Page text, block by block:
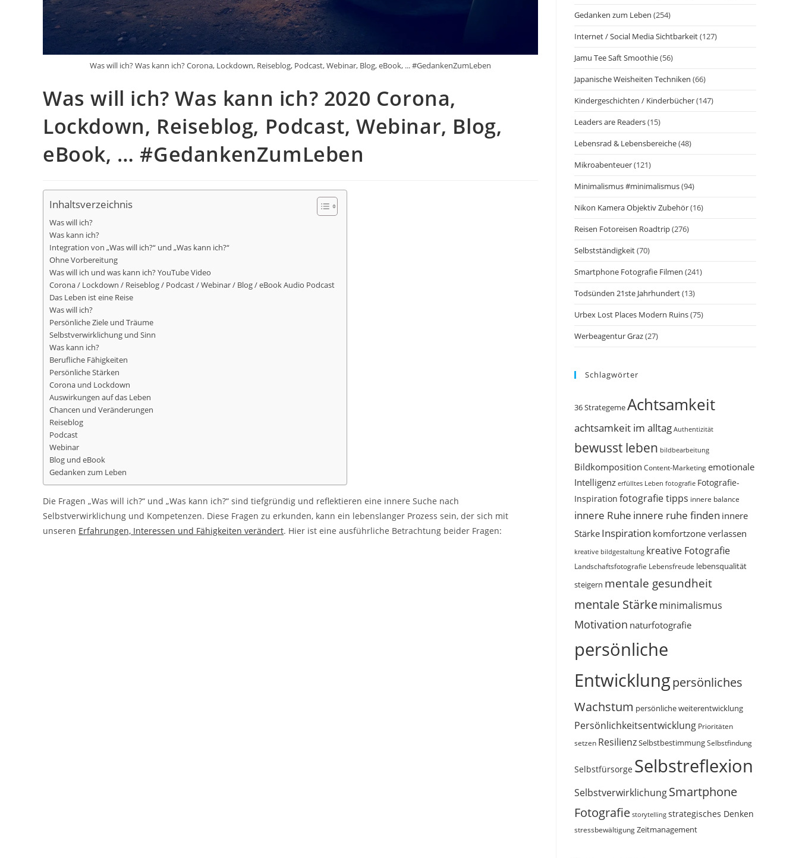
Was will ich? Was kann ich? Corona, Lockdown, Reiseblog, Podcast, Webinar, Blog, eBook, ... #GedankenZumLeben
Was will ich? Was kann ich? 2020 Corona,
Lockdown, Reiseblog, Podcast, Webinar, Blog,
eBook, … #GedankenZumLeben
Inhaltsverzeichnis
Was will ich?
Was kann ich?
Integration von „Was will ich?“ und „Was kann ich?“
Ohne Vorbereitung
Was will ich und was kann ich? YouTube Video
Corona / Lockdown / Reiseblog / Podcast / Webinar / Blog / eBook Audio Podcast
Das Leben ist eine Reise
Was will ich?
Persönliche Ziele und Träume
Selbstverwirklichung und Sinn
Was kann ich?
Berufliche Fähigkeiten
Persönliche Stärken
Corona und Lockdown
Auswirkungen auf das Leben
Chancen und Veränderungen
Reiseblog
Podcast
Webinar
Blog und eBook
Gedanken zum Leben
Die Fragen „Was will ich?“ und „Was kann ich?“ sind tiefgründig und reflektieren eine innere Suche nach
Selbstverwirklichung und Kompetenzen. Diese Fragen zu erkunden, kann ein lebenslanger Prozess sein, der sich mit
unseren Erfahrungen, Interessen und Fähigkeiten verändert. Hier ist eine ausführliche Betrachtung beider Fragen:
Gedanken zum Leben (254)
Internet / Social Media Sichtbarkeit(127)
Jamu Tee Saft Smoothie(56)
Japanische Weisheiten Techniken (66)
Kindergeschichten / Kinderbücher(147)
Leaders are Readers(15)
Lebensrad & Lebensbereiche(48)
Mikroabenteuer(121)
Minimalismus #minimalismus(94)
Nikon Kamera Objektiv Zubehör(16)
Reisen Fotoreisen Roadtrip(276)
Selbstständigkeit(70)
Smartphone Fotografie Filmen (241)
Todsünden 21ste Jahrhundert(13)
Urbex Lost Places Modern Ruins(75)
Werbeagentur Graz(27)
Schlagwörter
36 StrategemeAchtsamkeit
achtsamkeit im alltag Authentizität
bewusst leben bildbearbeitung
Bildkomposition Content-Marketingemotionale
Intelligenz erfülltes Leben fotografie Fotografie-
Inspiration fotografie tipps innere balance
innere Ruhe innere ruhe finden innere
Stärke Inspiration komfortzone verlassen
kreative bildgestaltung kreative Fotografie
Landschaftsfotografie Lebensfreude lebensqualität
steigern mentale gesundheit
mentale Stärkeminimalismus
Motivation naturfotografie
persönliche
Entwicklungpersönliches
Wachstum persönliche weiterentwicklung
Persönlichkeitsentwicklung Prioritäten
setzen ResilienzSelbstbestimmungSelbstfindung
Selbstfürsorge Selbstreflexion
SelbstverwirklichungSmartphone
Fotografie storytelling strategisches Denken
stressbewältigung Zeitmanagement